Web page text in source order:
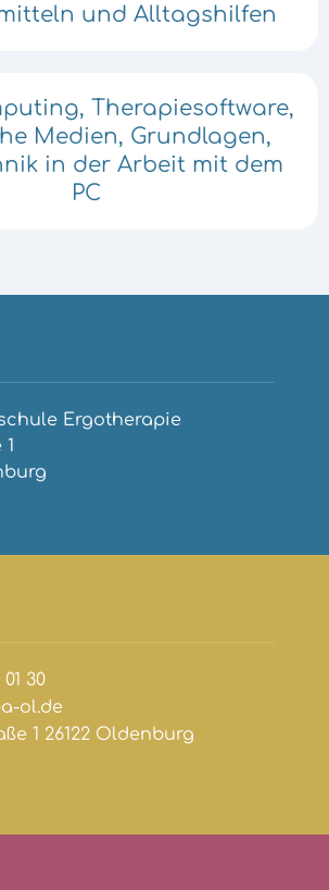
und Alltagshilfen
Therapiesoftware,
Medien, Grundlagen,
in der Arbeit mit dem
PC
Ergotherapie
30
ol.de
1 26122 Oldenburg